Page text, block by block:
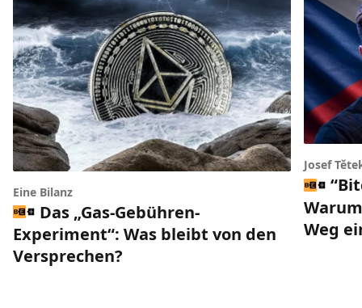
Eine Bilanz
Das „Gas-Gebühren-
Experiment“: Was bleibt von den
Versprechen?
Josef
Weg